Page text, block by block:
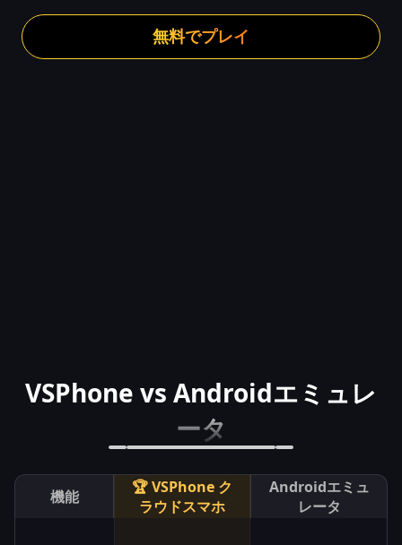
無料でプレイ
VSPhone vs Androidエミュレ
ータ
機能
🏆 VSPhone ク
ラウドスマホ
Androidエミュ
レータ